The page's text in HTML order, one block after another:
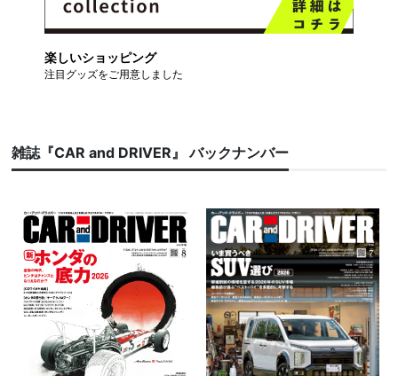
楽しいショッピング
注目グッズをご用意しました
雑誌『CAR and DRIVER』 バックナンバー